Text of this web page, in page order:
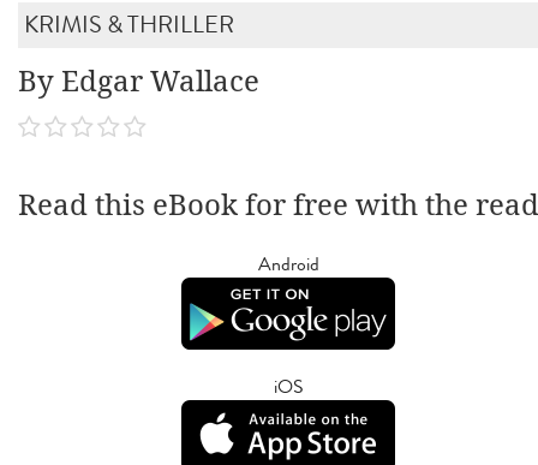
KRIMIS & THRILLER
By Edgar Wallace
Read this eBook for free with the
Android
iOS